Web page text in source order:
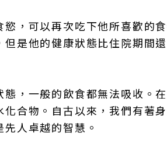
，可以再次吃下他所喜歡的食
是他的健康狀態比住院期間
，一般的飲食都無法吸收。
合物。自古以來，我們有著
人卓越的智慧。